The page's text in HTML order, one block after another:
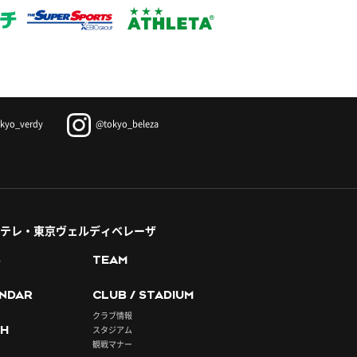
@tokyo_beleza
レ・東京ヴェルディベレーザ
TEAM
CLUB / STADIUM
クラブ情報
スタジアム
観戦マナー